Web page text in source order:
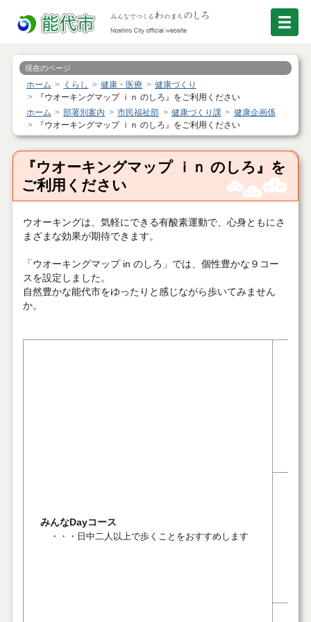
現在のページ
ホーム くらし 健康・医療
健康づくり
『ウオーキングマップ ｉｎ のしろ』をご利用ください
ホーム
部署別案内 市民福祉部 健康づくり課
健康企画係
『ウオーキングマップ ｉｎ のしろ』をご利用ください
『ウオーキングマップ ｉｎ のしろ』を
ご利用ください
ウオーキングは、気軽にできる有酸素運動で、心身ともにさ
まざまな効果が期待できます。
「ウオーキングマップ in のしろ」では、個性豊かな９コー
スを設定しました。
自然豊かな能代市をゆったりと感じながら歩いてみません
か。
みんなDayコース
・・・日中二人以上で歩くことをおすすめします